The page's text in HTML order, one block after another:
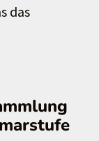
das